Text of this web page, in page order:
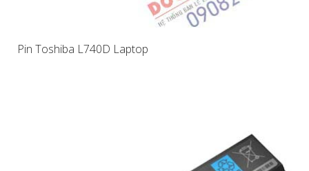
Pin Toshiba L740D Laptop